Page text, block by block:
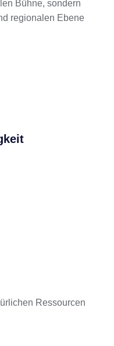
Bühne, sondern
regionalen Ebene
Ressourcen